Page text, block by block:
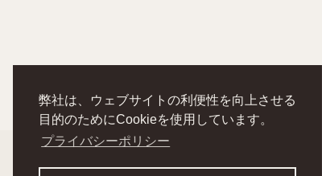
弊社は、ウェブサイトの利便性を向上させる
目的のためにCookieを使用しています。
プライバシーポリシー